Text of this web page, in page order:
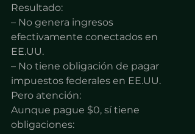
Resultado:
– No genera ingresos
efectivamente conectados en
EE.UU.
– No tiene obligación de pagar
impuestos federales en EE.UU.
Pero atención:
Aunque pague $0, sí tiene
obligaciones: